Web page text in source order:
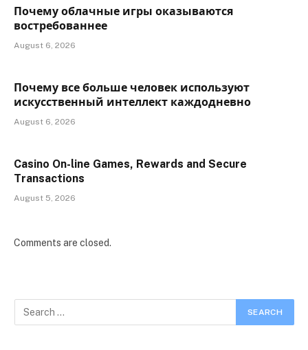
Почему облачные игры оказываются
востребованнее
August 6, 2026
Почему все больше человек используют
искусственный интеллект каждодневно
August 6, 2026
Casino On-line Games, Rewards and Secure
Transactions
August 5, 2026
Comments are closed.